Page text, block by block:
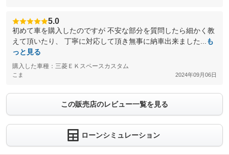
5.0
初めて車を購入したのですが 不安な部分を質問したら細かく教
えて頂いたり、 丁寧に対応して頂き無事に納車出来ました...
も
っと見る
購入した車種：三菱ＥＫスペースカスタム
こま 2024年09月06日
この販売店のレビュー一覧を見る
ローンシミュレーション